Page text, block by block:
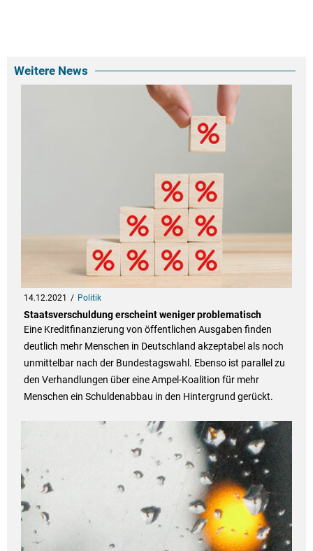
Weitere News
14.12.2021 Politik
Staatsverschuldung erscheint weniger problematisch
Eine Kreditfinanzierung von öffentlichen Ausgaben finden
deutlich mehr Menschen in Deutschland akzeptabel als noch
unmittelbar nach der Bundestagswahl. Ebenso ist parallel zu
den Verhandlungen über eine Ampel-Koalition für mehr
Menschen ein Schuldenabbau in den Hintergrund gerückt.